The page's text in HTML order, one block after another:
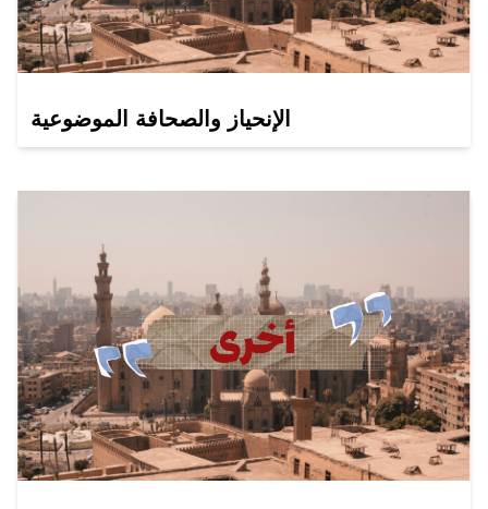
الإنحياز والصحافة الموضوعية